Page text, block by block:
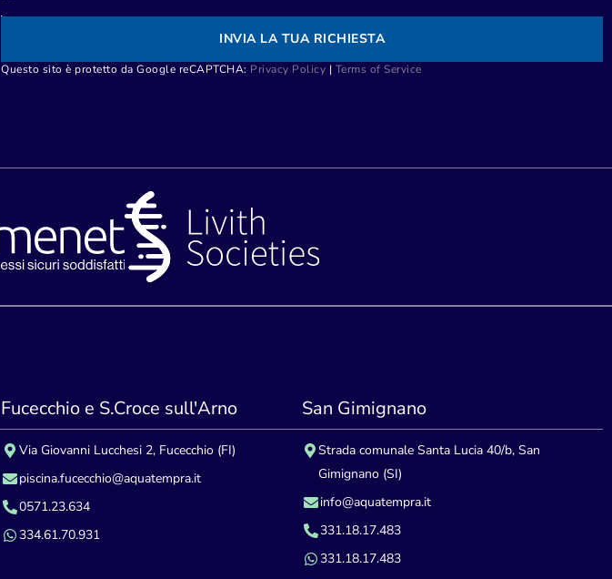
INVIA LA TUA RICHIESTA
Questo sito è protetto da Google reCAPTCHA: Privacy Policy | Terms of Service
Fucecchio e S.Croce sull'Arno
Via Giovanni Lucchesi 2, Fucecchio (FI)
piscina.fucecchio@aquatempra.it
0571.23.634
334.61.70.931
San Gimignano
Strada comunale Santa Lucia 40/b, San
Gimignano (SI)
info@aquatempra.it
331.18.17.483
331.18.17.483